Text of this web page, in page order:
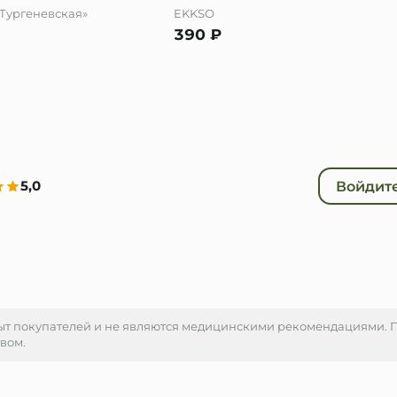
• Крышка не
EKKSO
390 ₽
5,0
покупателей и не являются медицинскими рекомендациями.